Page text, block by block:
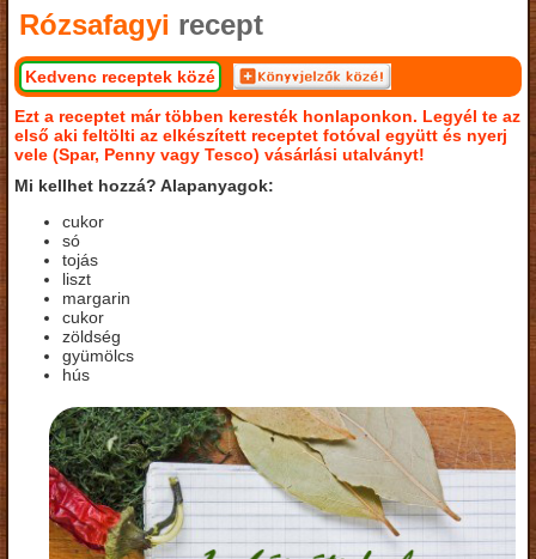
Rózsafagyi recept
Kedvenc receptek közé
Ezt a receptet már többen keresték honlaponkon. Legyél te az
első aki feltölti az elkészített receptet fotóval együtt és nyerj
vele (Spar, Penny vagy Tesco) vásárlási utalványt!
Mi kellhet hozzá? Alapanyagok:
cukor
só
tojás
liszt
margarin
cukor
zöldség
gyümölcs
hús